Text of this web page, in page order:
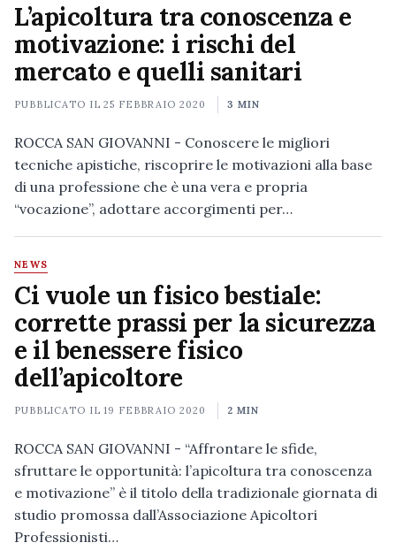
L’apicoltura tra conoscenza e
motivazione: i rischi del
mercato e quelli sanitari
PUBBLICATO IL25 FEBBRAIO 2020 3 MIN
ROCCA SAN GIOVANNI - Conoscere le migliori
tecniche apistiche, riscoprire le motivazioni alla base
di una professione che è una vera e propria
“vocazione”, adottare accorgimenti per…
NEWS
Ci vuole un fisico bestiale:
corrette prassi per la sicurezza
e il benessere fisico
dell’apicoltore
PUBBLICATO IL19 FEBBRAIO 2020 2 MIN
ROCCA SAN GIOVANNI - “Affrontare le sfide,
sfruttare le opportunità: l’apicoltura tra conoscenza
e motivazione” è il titolo della tradizionale giornata di
studio promossa dall’Associazione Apicoltori
Professionisti…